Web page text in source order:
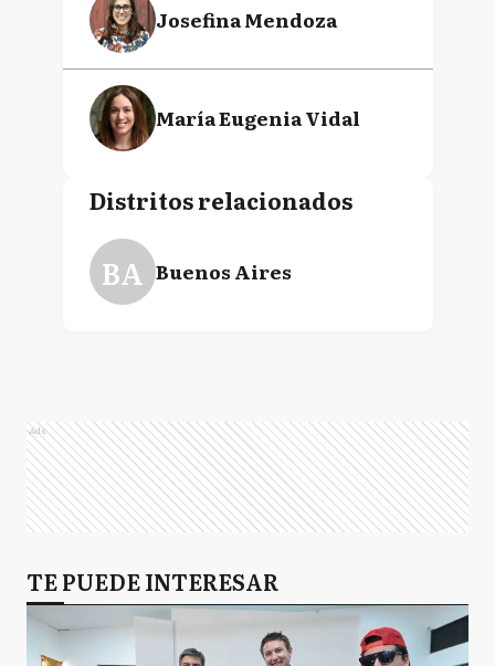
Josefina Mendoza
María Eugenia Vidal
Distritos relacionados
BA Buenos Aires
Ads
TE PUEDE INTERESAR